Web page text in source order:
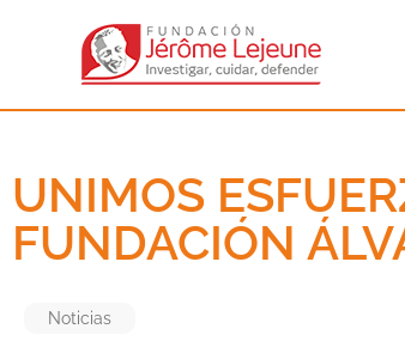
UNIMOS
FUNDACIÓN
Noticias